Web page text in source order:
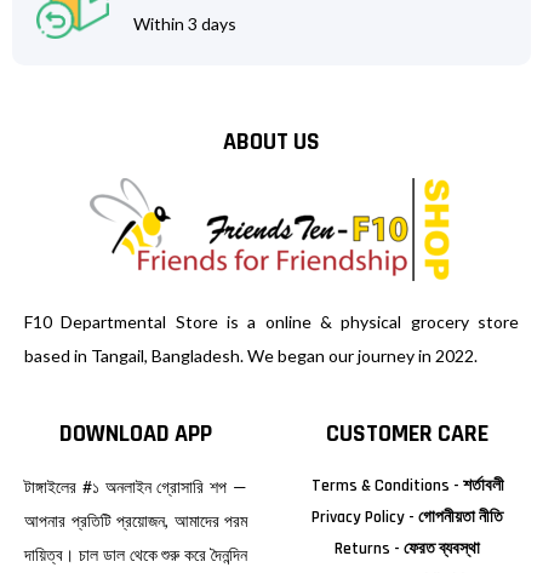
Within 3 days
ABOUT US
F10 Departmental Store is a online & physical grocery store
based in Tangail, Bangladesh. We began our journey in 2022.
DOWNLOAD APP
টাঙ্গাইলের #১ অনলাইন গ্রোসারি শপ —
আপনার প্রতিটি প্রয়োজন, আমাদের পরম
দায়িত্ব। চাল ডাল থেকে শুরু করে দৈনন্দিন
CUSTOMER CARE
Terms & Conditions - শর্তাবলী
Privacy Policy - গোপনীয়তা নীতি
Returns - ফেরত ব্যবস্থা